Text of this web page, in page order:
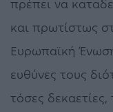
πρέπει να
και πρωτίστως
Ευρωπαϊκή
ευθύνες τους
τόσες δεκαετίες,